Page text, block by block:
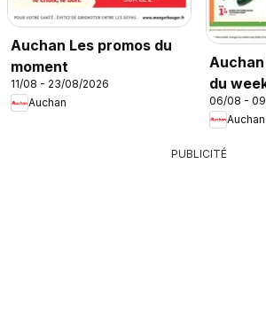
Auchan Les promos du
moment
11/08 - 23/08/2026
Auchan
du
hyper
06/08 -
Auchan
PUBLICITÉ